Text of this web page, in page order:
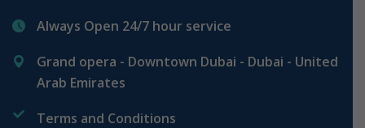
Always Open 24/7 hour service
Grand opera - Downtown Dubai - Dubai - United
Arab Emirates
Terms and Conditions